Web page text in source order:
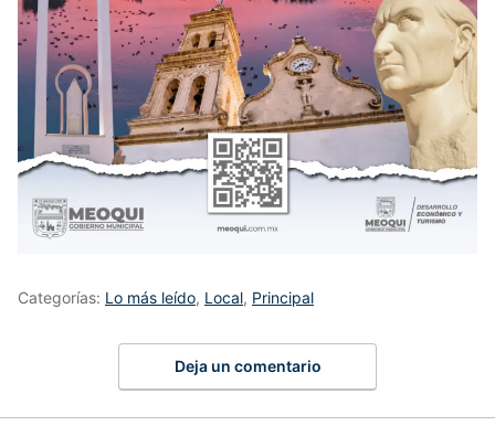
Categorías: Lo más leído, Local, Principal
Deja un comentario